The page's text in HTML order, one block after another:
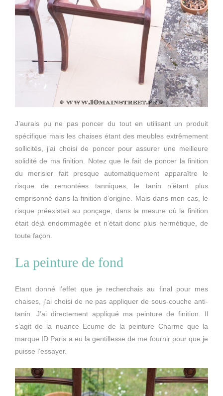
J’aurais pu ne pas poncer du tout en utilisant un produit
spécifique mais les chaises étant des meubles extrêmement
sollicités, j’ai choisi de poncer pour assurer une meilleure
solidité de ma finition. Notez que le fait de poncer la finition
du merisier fait presque automatiquement apparaître le
risque de remontées tanniques, le tanin n’étant plus
emprisonné dans la finition d’origine. Mais dans mon cas, le
risque préexistait au ponçage, dans la mesure où la finition
était déjà endommagée et n’était donc plus hermétique, de
toute façon.
La peinture de fond
Etant donné l’effet que je recherchais au final pour mes
chaises, j’ai choisi de ne pas appliquer de sous-couche anti-
tanin. J’ai directement appliqué ma peinture de finition. Il
s’agit de la nuance Ecume de la peinture Charme que la
marque ID Paris a eu la gentillesse de me fournir pour que je
puisse l’essayer.